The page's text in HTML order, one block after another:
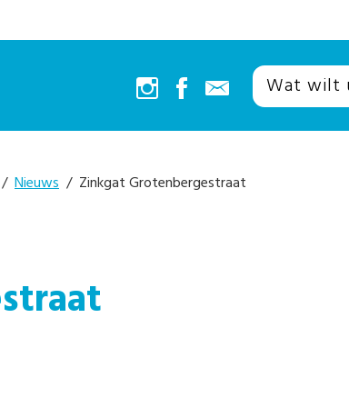
/ Nieuws / Zinkgat Grotenbergestraat